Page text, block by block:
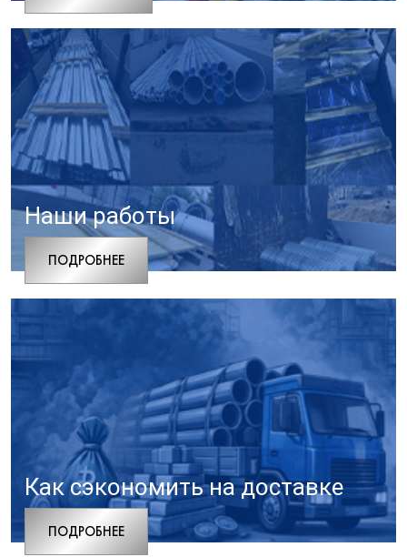
Наши работы
ПОДРОБНЕЕ
Как сэкономить на доставке
ПОДРОБНЕЕ